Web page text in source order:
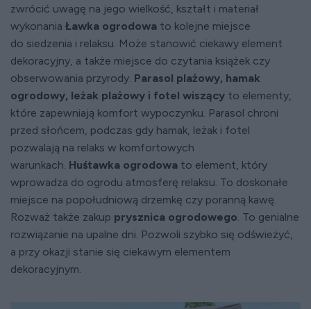
zwrócić uwagę na jego wielkość, kształt i materiał
wykonania Ławka ogrodowa to kolejne miejsce
do siedzenia i relaksu. Może stanowić ciekawy element
dekoracyjny, a także miejsce do czytania książek czy
obserwowania przyrody. Parasol plażowy, hamak
ogrodowy, leżak plażowy i fotel wiszący to elementy,
które zapewniają komfort wypoczynku. Parasol chroni
przed słońcem, podczas gdy hamak, leżak i fotel
pozwalają na relaks w komfortowych
warunkach. Huśtawka ogrodowa to element, który
wprowadza do ogrodu atmosferę relaksu. To doskonałe
miejsce na popołudniową drzemkę czy poranną kawę.
Rozważ także zakup prysznica ogrodowego. To genialne
rozwiązanie na upalne dni. Pozwoli szybko się odświeżyć,
a przy okazji stanie się ciekawym elementem
dekoracyjnym.